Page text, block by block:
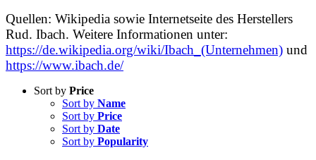
Quellen: Wikipedia sowie Internetseite des Herstellers
Rud. Ibach. Weitere Informationen unter:
https://de.wikipedia.org/wiki/Ibach_(Unternehmen) und
https://www.ibach.de/
Sort by Price
Sort by Name
Sort by Price
Sort by Date
Sort by Popularity